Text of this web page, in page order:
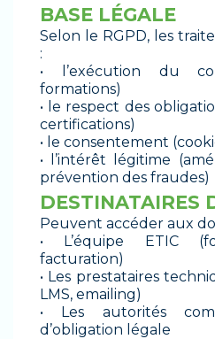
BASE LÉGALE
Selon le RGPD, les
:
• l’exécution du
formations)
• le respect des
certifications)
• le consentement
• l’intérêt légitime
prévention des fraudes)
DESTINATAIRES
Peuvent accéder aux
• L’équipe ETIC
facturation)
• Les prestataires
LMS, emailing)
• Les autorités
d’obligation légale